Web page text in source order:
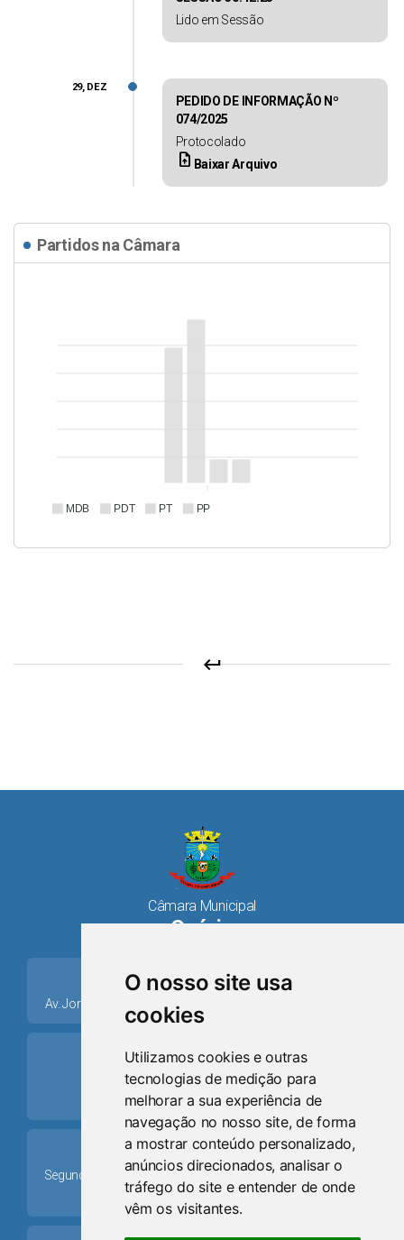
O nosso site usa
cookies
Utilizamos cookies e outras
tecnologias de medição para
melhorar a sua experiência de
navegação no nosso site, de forma
a mostrar conteúdo personalizado,
anúncios direcionados, analisar o
tráfego do site e entender de onde
vêm os visitantes.
Lido em Sessão
PEDIDO DE INFORMAÇÃO Nº
074/2025
Protocolado
upload_file Baixar Arquivo
29, DEZ
Partidos na Câmara
MDB PDT PT PP
keyboard_return
Câmara Municipal
Osório
place
Av. Jorge Dariva, 1211, Centro CEP: 95520.000 - Osório/RS
ring_volume
Telefone
(51) 9 8024-0884
Schedule
Segunda-feira a Sexta-feira: 08h às 12h e das 13h30min às
17h30min